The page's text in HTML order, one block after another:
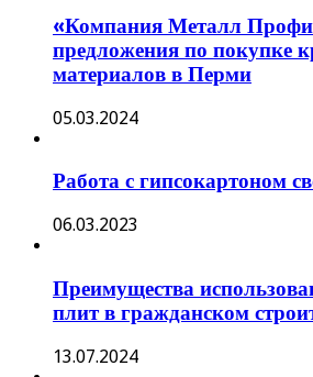
«Компания Металл
предложения по покупке
материалов в Перми
05.03.2024
Работа с гипсокартоном
06.03.2023
Преимущества
плит в гражданском
13.07.2024